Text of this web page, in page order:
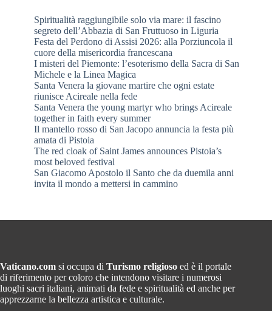
Spiritualità raggiungibile solo via mare: il fascino
segreto dell’Abbazia di San Fruttuoso in Liguria
Festa del Perdono di Assisi 2026: alla Porziuncola il
cuore della misericordia francescana
I misteri del Piemonte: l’esoterismo della Sacra di San
Michele e la Linea Magica
Santa Venera la giovane martire che ogni estate
riunisce Acireale nella fede
Santa Venera the young martyr who brings Acireale
together in faith every summer
Il mantello rosso di San Jacopo annuncia la festa più
amata di Pistoia
The red cloak of Saint James announces Pistoia’s
most beloved festival
San Giacomo Apostolo il Santo che da duemila anni
invita il mondo a mettersi in cammino
Vaticano.com si occupa di Turismo religioso ed è il portale
di riferimento per coloro che intendono visitare i numerosi
luoghi sacri italiani, animati da fede e spiritualità ed anche per
apprezzarne la bellezza artistica e culturale.